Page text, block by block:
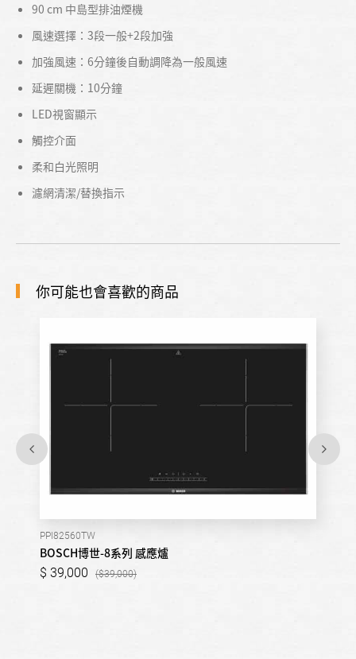
90 cm 中島型排油煙機
風速選擇：3段一般+2段加強
加強風速：6分鐘後自動調降為一般風速
延遲關機：10分鐘
LED視窗顯示
觸控介面
柔和白光照明
濾網清潔/替換指示
你可能也會喜歡的商品
PPI82560TW
BOSCH博世-8系列 感應爐
39,000 39,000